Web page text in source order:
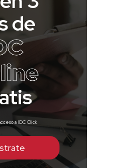
de
a IDC Click